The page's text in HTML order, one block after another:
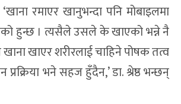
रमाएर खानुभन्दा पनि मोबाइलमा
हुन्छ । त्यसैले उसले के खाएको भन्ने नै
खाएर शरीरलाई चाहिने पोषक तत्व
प्रक्रिया भने सहज हुँदैन,’ डा. श्रेष्ठ भन्छन्